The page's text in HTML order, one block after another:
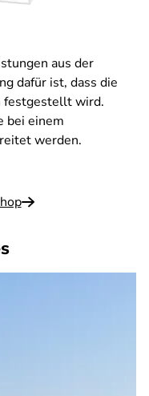
aus der
dafür ist, dass die
festgestellt wird.
bei einem
werden.